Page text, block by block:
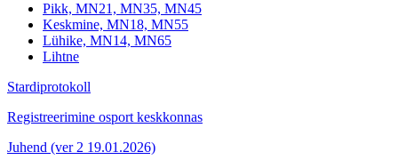
Pikk, MN21, MN35, MN45
Keskmine, MN18, MN55
Lühike, MN14, MN65
Lihtne
Stardiprotokoll
Registreerimine osport keskkonnas
Juhend (ver 2 19.01.2026)